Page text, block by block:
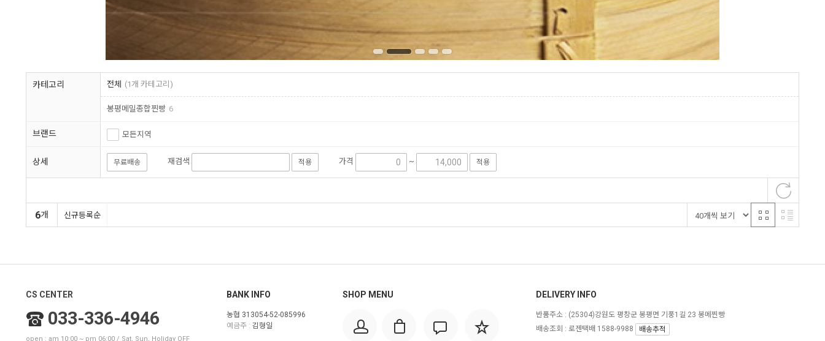
카테고리 전체 (1개 카테고리)
봉평메밀종합찐빵 6
브랜드 모든지역
상세 무료배송 재검색 적용 가격 ~ 적용
6개 신규등록순
CS CENTER
033-336-4946
open : am 10:00 ~ pm 06:00 / Sat, Sun, Holiday OFF
BANK INFO
농협 313054-52-085996
예금주 : 김형일
SHOP MENU DELIVERY INFO
반품주소 : (25304)강원도 평창군 봉평면 기풍1길 23 봉메찐빵
배송조회 : 로젠택배 1588-9988
배송추적